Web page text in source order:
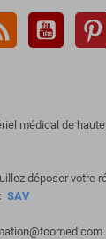
Rss YouTube
médical de
déposer votre
: SAV